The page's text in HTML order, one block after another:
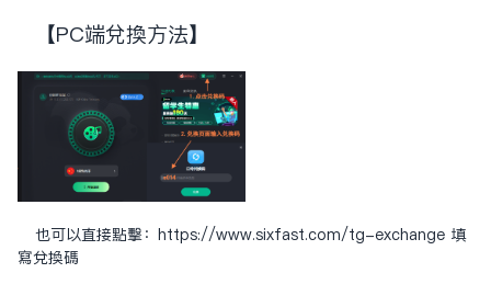
【PC端兑换方法】
也可以直接点击： https://www.sixfast.com/tg-exchange 填
写兑换码